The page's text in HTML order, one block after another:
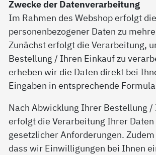
Zwecke der Datenverarbeitung
Im Rahmen des Webshop erfolgt
personenbezogener Daten zu
Zunächst erfolgt die Verarbeitung,
Bestellung / Ihren Einkauf zu
erheben wir die Daten direkt bei
Eingaben in entsprechende
Nach Abwicklung Ihrer Bestellung /
erfolgt die Verarbeitung Ihrer Daten
gesetzlicher Anforderungen.
dass wir Einwilligungen bei Ihnen